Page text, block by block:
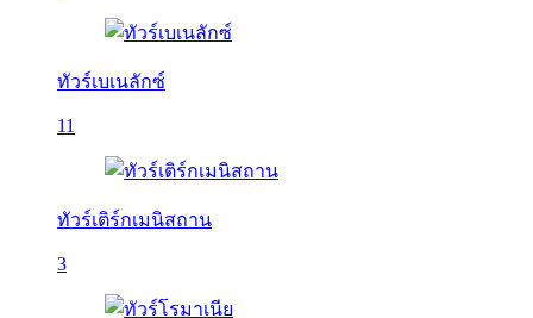
ทัวร์เบเนลักซ์
11
ทัวร์เติร์กเมนิสถาน
3